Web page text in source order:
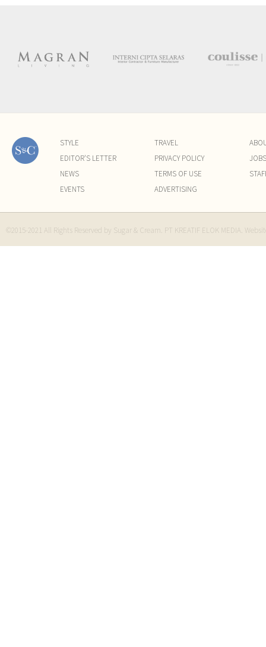
STYLE
EDITOR'S LETTER
NEWS
EVENTS
TRAVEL
PRIVACY POLICY
TERMS OF USE
ADVERTISING
JOBS
©2015-2021 All Rights Reserved by Sugar & Cream. PT KREATIF ELOK MEDIA.